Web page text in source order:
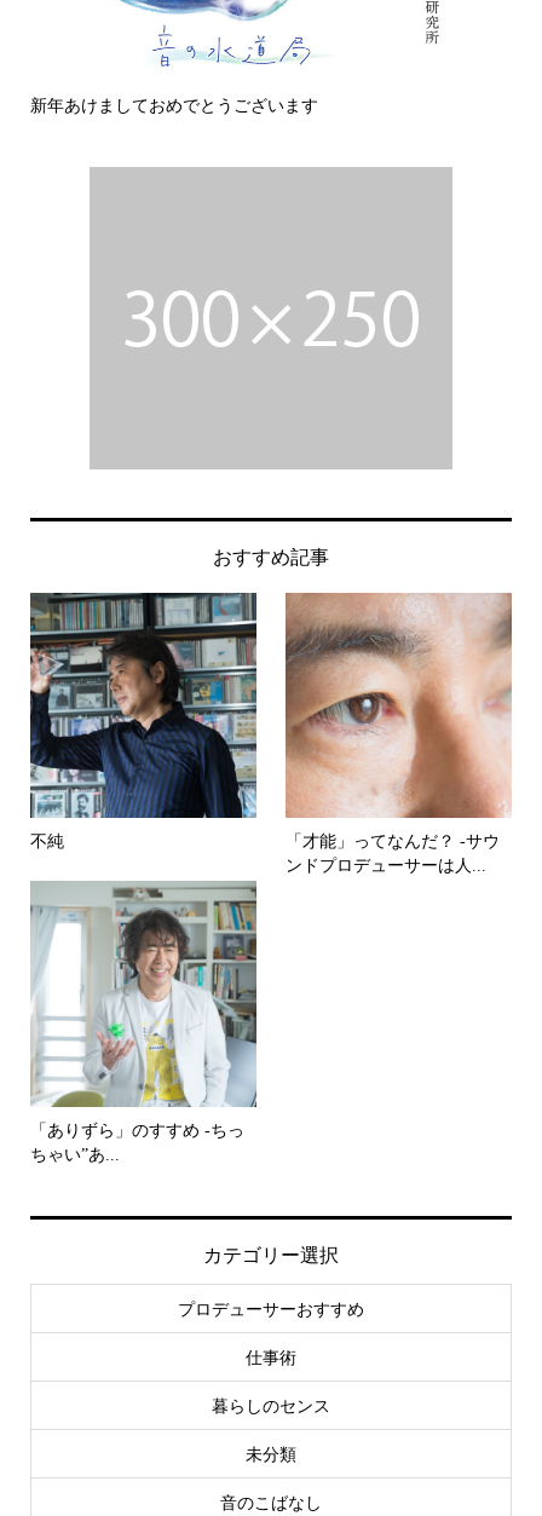
新年あけましておめでとうございます
おすすめ記事
不純
「才能」ってなんだ？ -サウ
ンドプロデューサーは人...
「ありずら」のすすめ -ちっ
ちゃい”あ...
カテゴリー選択
プロデューサーおすすめ
仕事術
暮らしのセンス
未分類
音のこばなし